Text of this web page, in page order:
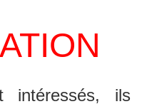
intéressés, ils